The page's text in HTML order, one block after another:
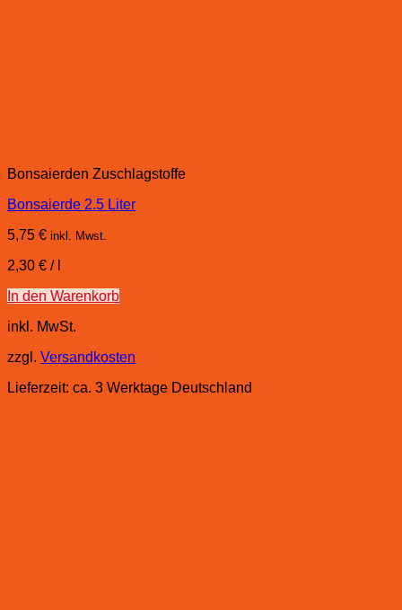
Bonsaierden Zuschlagstoffe
Bonsaierde 2.5 Liter
5,75 € inkl. Mwst.
2,30 € /
In den Warenkorb
inkl. MwSt.
zzgl. Versandkosten
Lieferzeit: ca. 3 Werktage Deutschland